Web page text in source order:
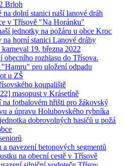
Brloh
na dolní stanici naší lanové dráh
v Třísově "Na Horánku"
jednotky na požáru u obce Kroc
na horní stanici Lanové dráhy
19. března 2022
obecního rozhlasu do Třísova.
pro uložení odpadu
u ZŠ
koupaliště
masopust v Krásetíně
na fotbalovém hřišti pro žákovský
a úpravu Holubovského rybníka
dobrovolných hasičů u požá
navezení betonových segmentů
na obecní cestě v Třísově